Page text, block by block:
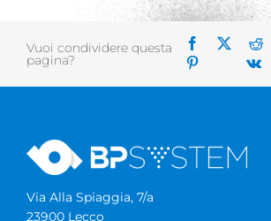
Vuoi condividere questa
pagina?
Via Alla Spiaggia, 7/a
23900 Lecco